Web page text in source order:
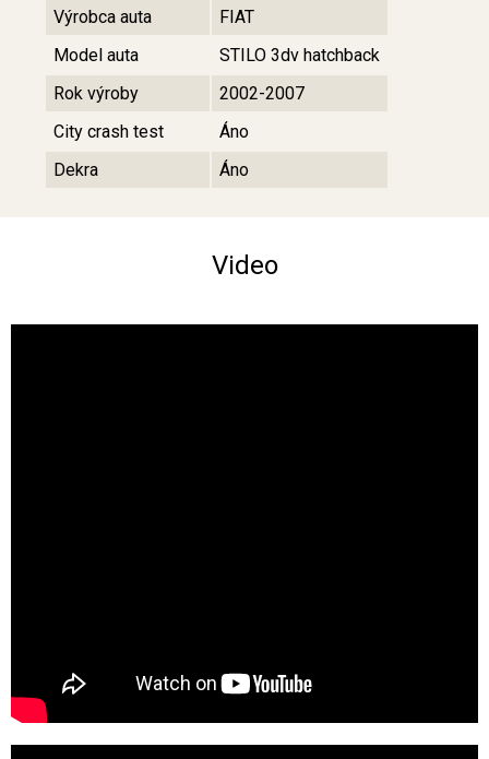
Výrobca auta
FIAT
Model auta
STILO 3dv hatchback
Rok výroby
2002-2007
City crash test
Áno
Dekra
Áno
Video